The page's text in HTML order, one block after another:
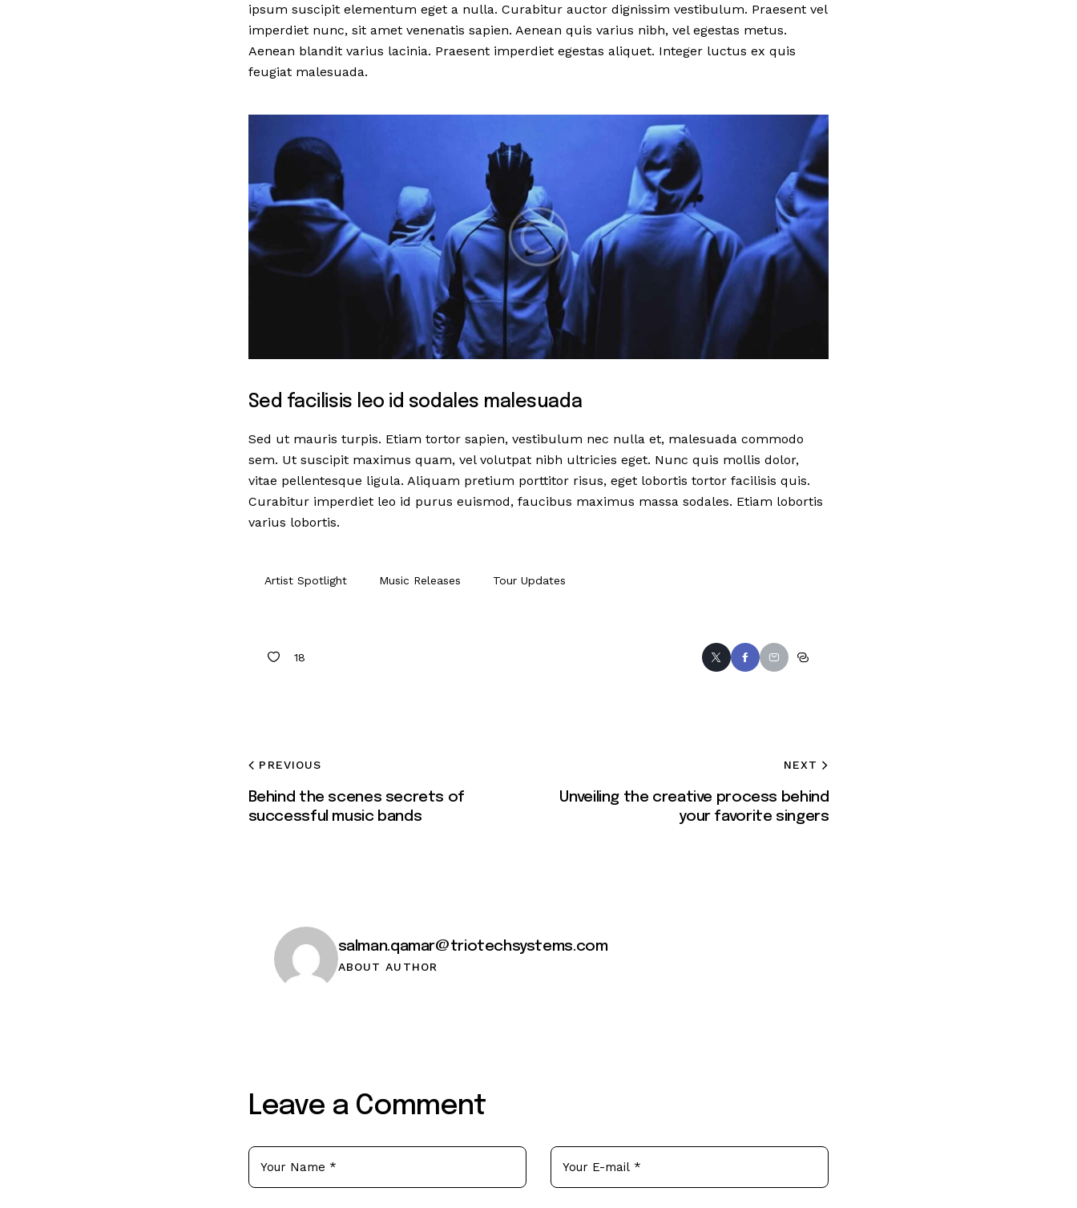
ipsum suscipit elementum eget a nulla. Curabitur auctor dignissim vestibulum. Praesent vel
imperdiet nunc, sit amet venenatis sapien. Aenean quis varius nibh, vel egestas metus.
Aenean blandit varius lacinia. Praesent imperdiet egestas aliquet. Integer luctus ex quis
feugiat malesuada.
Sed facilisis leo id sodales malesuada
Sed ut mauris turpis. Etiam tortor sapien, vestibulum nec nulla et, malesuada commodo
sem. Ut suscipit maximus quam, vel volutpat nibh ultricies eget. Nunc quis mollis dolor,
vitae pellentesque ligula. Aliquam pretium porttitor risus, eget lobortis tortor facilisis quis.
Curabitur imperdiet leo id purus euismod, faucibus maximus massa sodales. Etiam lobortis
varius lobortis.
Artist Spotlight Music Releases Tour Updates
18
PREVIOUS
Behind the scenes secrets of
successful music bands
NEXT
Unveiling the creative process behind
your favorite singers
salman.qamar@triotechsystems.com
ABOUT AUTHOR
Leave a Comment